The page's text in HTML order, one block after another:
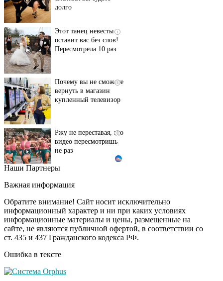
оставит вас без слов!
Пересмотрела 10 раз
вернуть в магазин
купленный телевизор
видео пересмотришь
не раз
Ролик длится пару
шоке от увиденного
i
Смолов призвал
российских
футболистов покинуть
Ролик из Омска: вы
Наши Партнеры
Важная информация
Обратите внимание! Сайт носит исключительно
информационный характер и ни при каких условиях
информационные материалы и цены, размещенные на
сайте, не являются публичной офертой, в соответствии со
ст. 435 и 437 Гражданского кодекса РФ.
Ошибка в тексте